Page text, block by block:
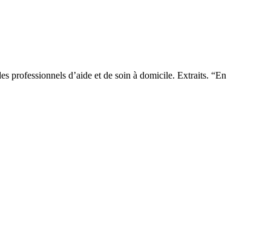
d’aide et de soin à domicile. Extraits. “En